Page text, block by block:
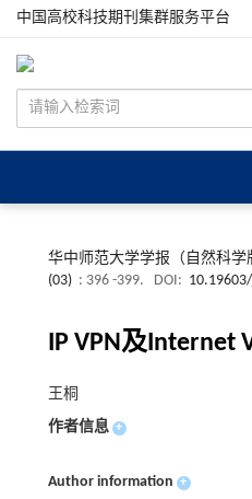
中国高校科技期刊集群服务平台
华中师范大学学报（自然科学
(03) : 396 -399. DOI:
IP VPN及Internet
王桐
作者信息 +
Author information +